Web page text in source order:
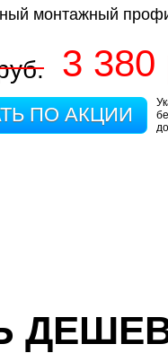
монтажный
3 380
ПО АКЦИИ